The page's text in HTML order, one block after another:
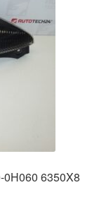
0H060 6350X8